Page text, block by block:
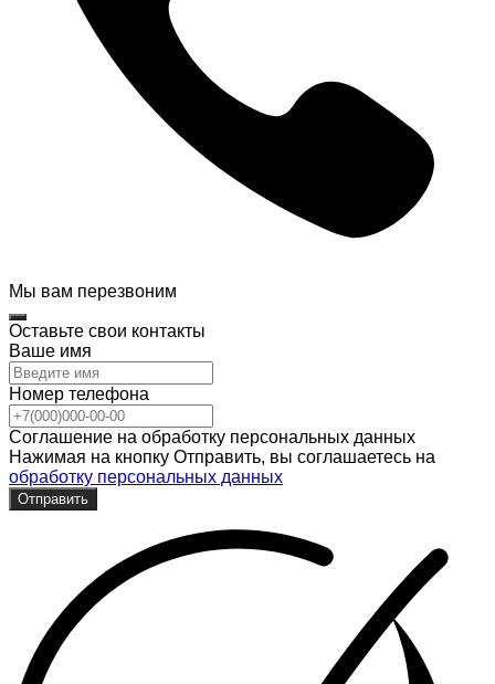
Мы вам перезвоним
Оставьте свои контакты
Ваше имя
Номер телефона
Соглашение на обработку персональных данных
Нажимая на кнопку Отправить, вы соглашаетесь на
обработку персональных данных
Отправить